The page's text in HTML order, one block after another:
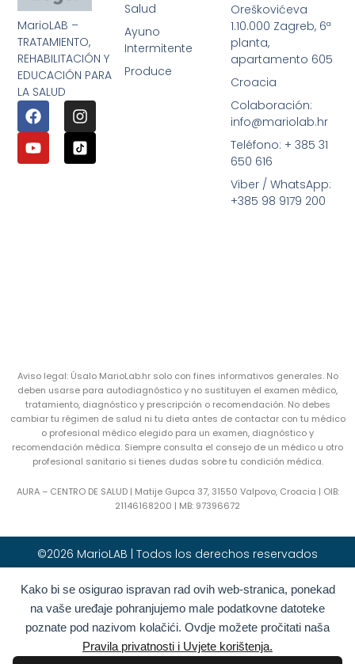
Kako bi se osigurao ispravan rad ovih web-stranica, ponekad
na vaše uređaje pohranjujemo male podatkovne datoteke
poznate pod nazivom kolačići. Ovdje možete pročitati naša
Pravila privatnosti i Uvjete korištenja.
MarioLAB –
TRATAMIENTO,
REHABILITACIÓN Y
EDUCACIÓN PARA
LA SALUD
Salud
Ayuno
Intermitente
Produce
Oreškovićeva
1.10.000 Zagreb, 6ª
planta,
apartamento 605
Croacia
Colaboración:
info@mariolab.hr
Teléfono: + 385 31
650 616
Viber / WhatsApp:
+385 98 9179 200
Aviso legal: Úsalo MarioLab.hr solo con fines informativos generales. No
deben usarse para autodiagnóstico y no sustituyen el examen médico,
tratamiento, diagnóstico y prescripción o recomendación. No debes
cambiar tu régimen de salud ni tu dieta antes de contactar con tu médico
o profesional médico elegido para un examen, diagnóstico y
recomendación médica. Siempre consulta el consejo de un médico u otro
profesional sanitario si tienes dudas sobre tu condición médica.
AURA – CENTRO DE SALUD | Matije Gupca 37, 31550 Valpovo, Croacia | OIB:
21146168200 | MB: 97396672
©2026 MarioLAB | Todos los derechos reservados
Hrvatski (Croata) English(Inglés)
Deutsch(Alemán) Polski(Polaco)
Română(Rumano )
Italiano
Български(Búlgaro) Français(Francés)